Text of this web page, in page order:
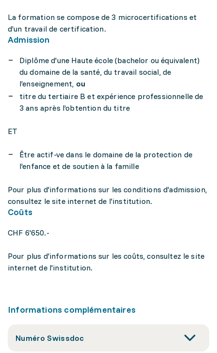
La formation se compose de 3 microcertifications et
d’un travail de certification.
Admission
Diplôme d'une Haute école (bachelor ou équivalent)
du domaine de la santé, du travail social, de
l’enseignement, ou
titre du tertiaire B et expérience professionnelle de
3 ans après l’obtention du titre
ET
Être actif-ve dans le domaine de la protection de
l’enfance et de soutien à la famille
Pour plus d'informations sur les conditions d'admission,
consultez le site internet de l'institution.
Coûts
CHF 6'650.-
Pour plus d'informations sur les coûts, consultez le site
internet de l'institution.
Informations complémentaires
Numéro Swissdoc